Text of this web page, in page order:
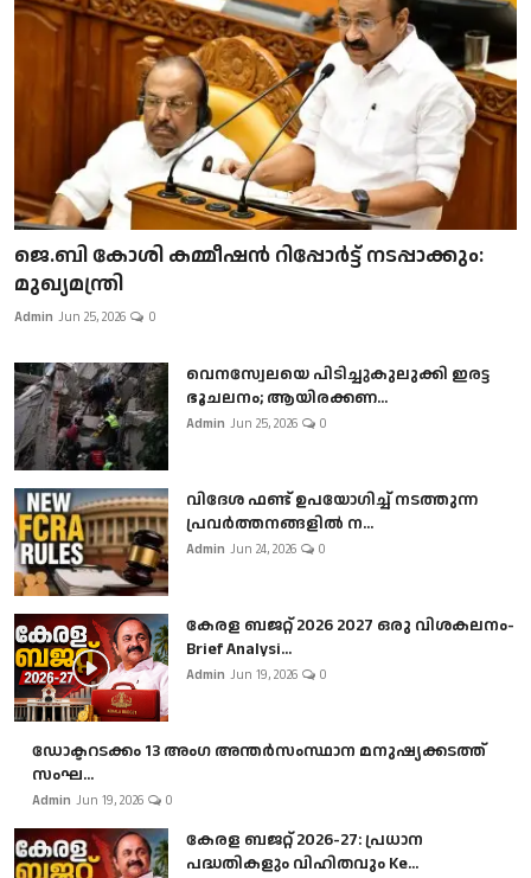
ജെ.ബി കോശി കമ്മീഷൻ റിപ്പോർട്ട് നടപ്പാക്കും:
മുഖ്യമന്ത്രി
Admin Jun 25, 2026 0
വെനസ്വേലയെ പിടിച്ചുകുലുക്കി ഇരട്ട
ഭൂചലനം; ആയിരക്കണ...
Admin Jun 25, 2026 0
വിദേശ ഫണ്ട് ഉപയോഗിച്ച് നടത്തുന്ന
പ്രവർത്തനങ്ങളിൽ ന...
Admin Jun 24, 2026 0
കേരള ബജറ്റ് 2026 2027 ഒരു വിശകലനം-
Brief Analysi...
Admin Jun 19, 2026 0
ഡോക്ടറടക്കം 13 അംഗ അന്തർസംസ്ഥാന മനുഷ്യക്കടത്ത്
സംഘ...
Admin Jun 19, 2026 0
കേരള ബജറ്റ് 2026-27: പ്രധാന
പദ്ധതികളും വിഹിതവും Ke...